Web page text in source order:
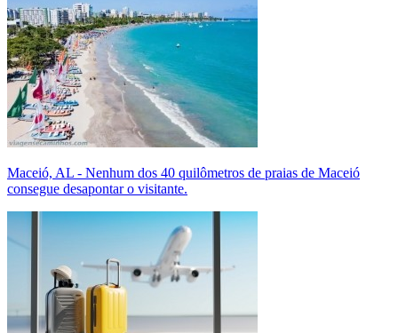
Maceió, AL - Nenhum dos 40 quilômetros de praias de Maceió
consegue desapontar o visitante.